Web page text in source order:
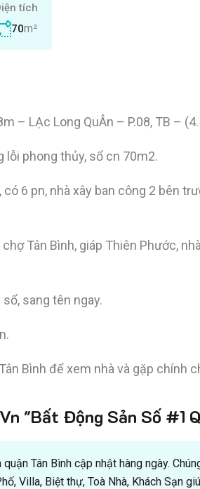
tích
70m²
– LẠc Long QuÂn – P.08, TB –
lỗi phong thủy, sổ cn 70m2.
6 pn, nhà xây ban công 2 bên
Tân Bình, giáp Thiên Phước,
sang tên ngay.
Bình để xem nhà và gặp chính
"Bất Động Sản Số #1
Tân Bình cập nhật hàng ngày.
Villa, Biệt thự, Toà Nhà, Khách Sạn